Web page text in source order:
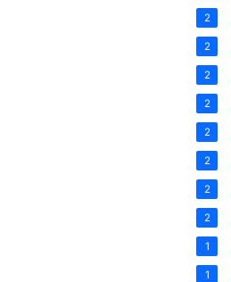
2
2
2
2
2
2
2
2
1
1